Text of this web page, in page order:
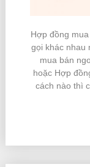
Hợp đồng
gọi khác nhau
mua bán
hoặc Hợp
cách nào thì